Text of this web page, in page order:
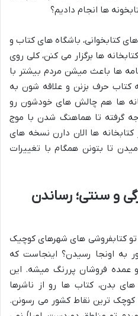
ها انجام دادیم؟
کتابخوانی، باشگاه های کتاب و
ها برگزار می کنن، کلی روی
ها باعث میشن مردم بیشتر با
کتاب حرف بزنن و علاقه شون به
ها هم چالش های خودشون رو
گرفته تا هماهنگ شدن با موج
ها الان دارن نسخه های
تا بتونن همگام با تغییرات
و سنتی؛ رساندن
تو کتابفروشی های شهرهای کوچیک
به اونجا رسیدن؟ اینجاست که
عمده فروشان پررنگ میشه. این
بدن، کتاب ها رو از ناشرها
ترین نقاط کشور می رسونن.